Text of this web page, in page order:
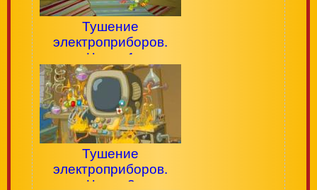
Тушение
электроприборов.
Часть 1
Тушение
электроприборов.
Часть 2